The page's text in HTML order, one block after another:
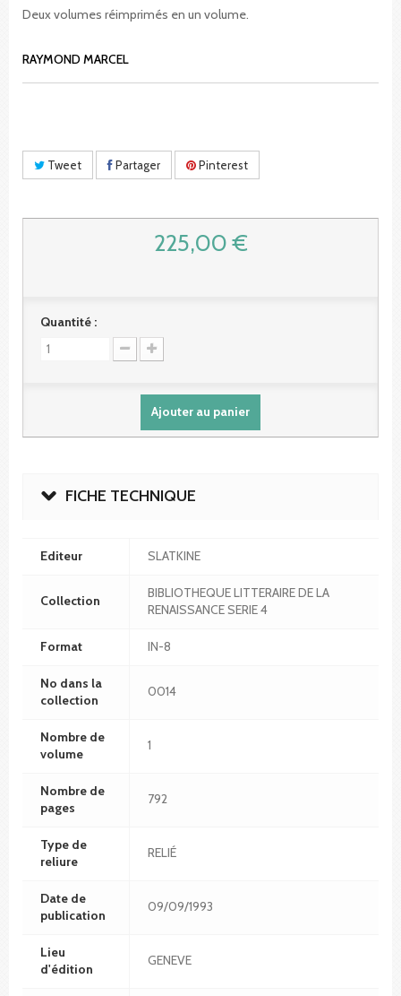
Deux volumes réimprimés en un volume.
RAYMOND MARCEL
Tweet Partager Pinterest
225,00 €
Quantité :
Ajouter au panier
FICHE TECHNIQUE
Editeur SLATKINE
Collection
BIBLIOTHEQUE LITTERAIRE DE LA
RENAISSANCE SERIE 4
Format IN-8
No dans la
collection
0014
Nombre de
volume
1
Nombre de
pages
792
Type de
reliure
RELIÉ
Date de
publication
09/09/1993
Lieu
d'édition
GENEVE